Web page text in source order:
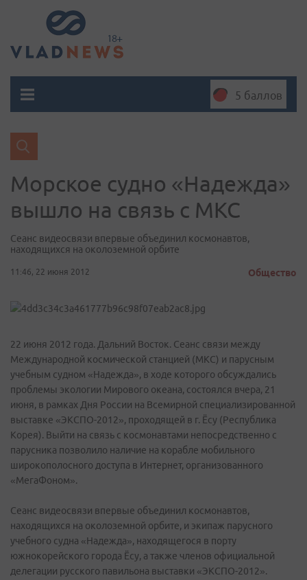
5 баллов
Морское судно «Надежда»
вышло на связь с МКС
Сеанс видеосвязи впервые объединил космонавтов,
находящихся на околоземной орбите
11:46, 22 июня 2012 Общество
22 июня 2012 года. Дальний Восток. Сеанс связи между
Международной космической станцией (МКС) и парусным
учебным судном «Надежда», в ходе которого обсуждались
проблемы экологии Мирового океана, состоялся вчера, 21
июня, в рамках Дня России на Всемирной специализированной
выставке «ЭКСПО-2012», проходящей в г. Ёсу (Республика
Корея). Выйти на связь с космонавтами непосредственно с
парусника позволило наличие на корабле мобильного
широкополосного доступа в Интернет, организованного
«МегаФоном».
Сеанс видеосвязи впервые объединил космонавтов,
находящихся на околоземной орбите, и экипаж парусного
учебного судна «Надежда», находящегося в порту
южнокорейского города Ёсу, а также членов официальной
делегации русского павильона выставки «ЭКСПО-2012».